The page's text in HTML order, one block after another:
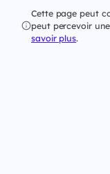
Cette page peut
peut percevoir
savoir plus.